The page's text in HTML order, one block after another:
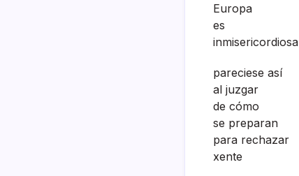
Europa
es
inmisericordiosa
pareciese así­
al juzgar
de cómo
se preparan
para rechazar
xente